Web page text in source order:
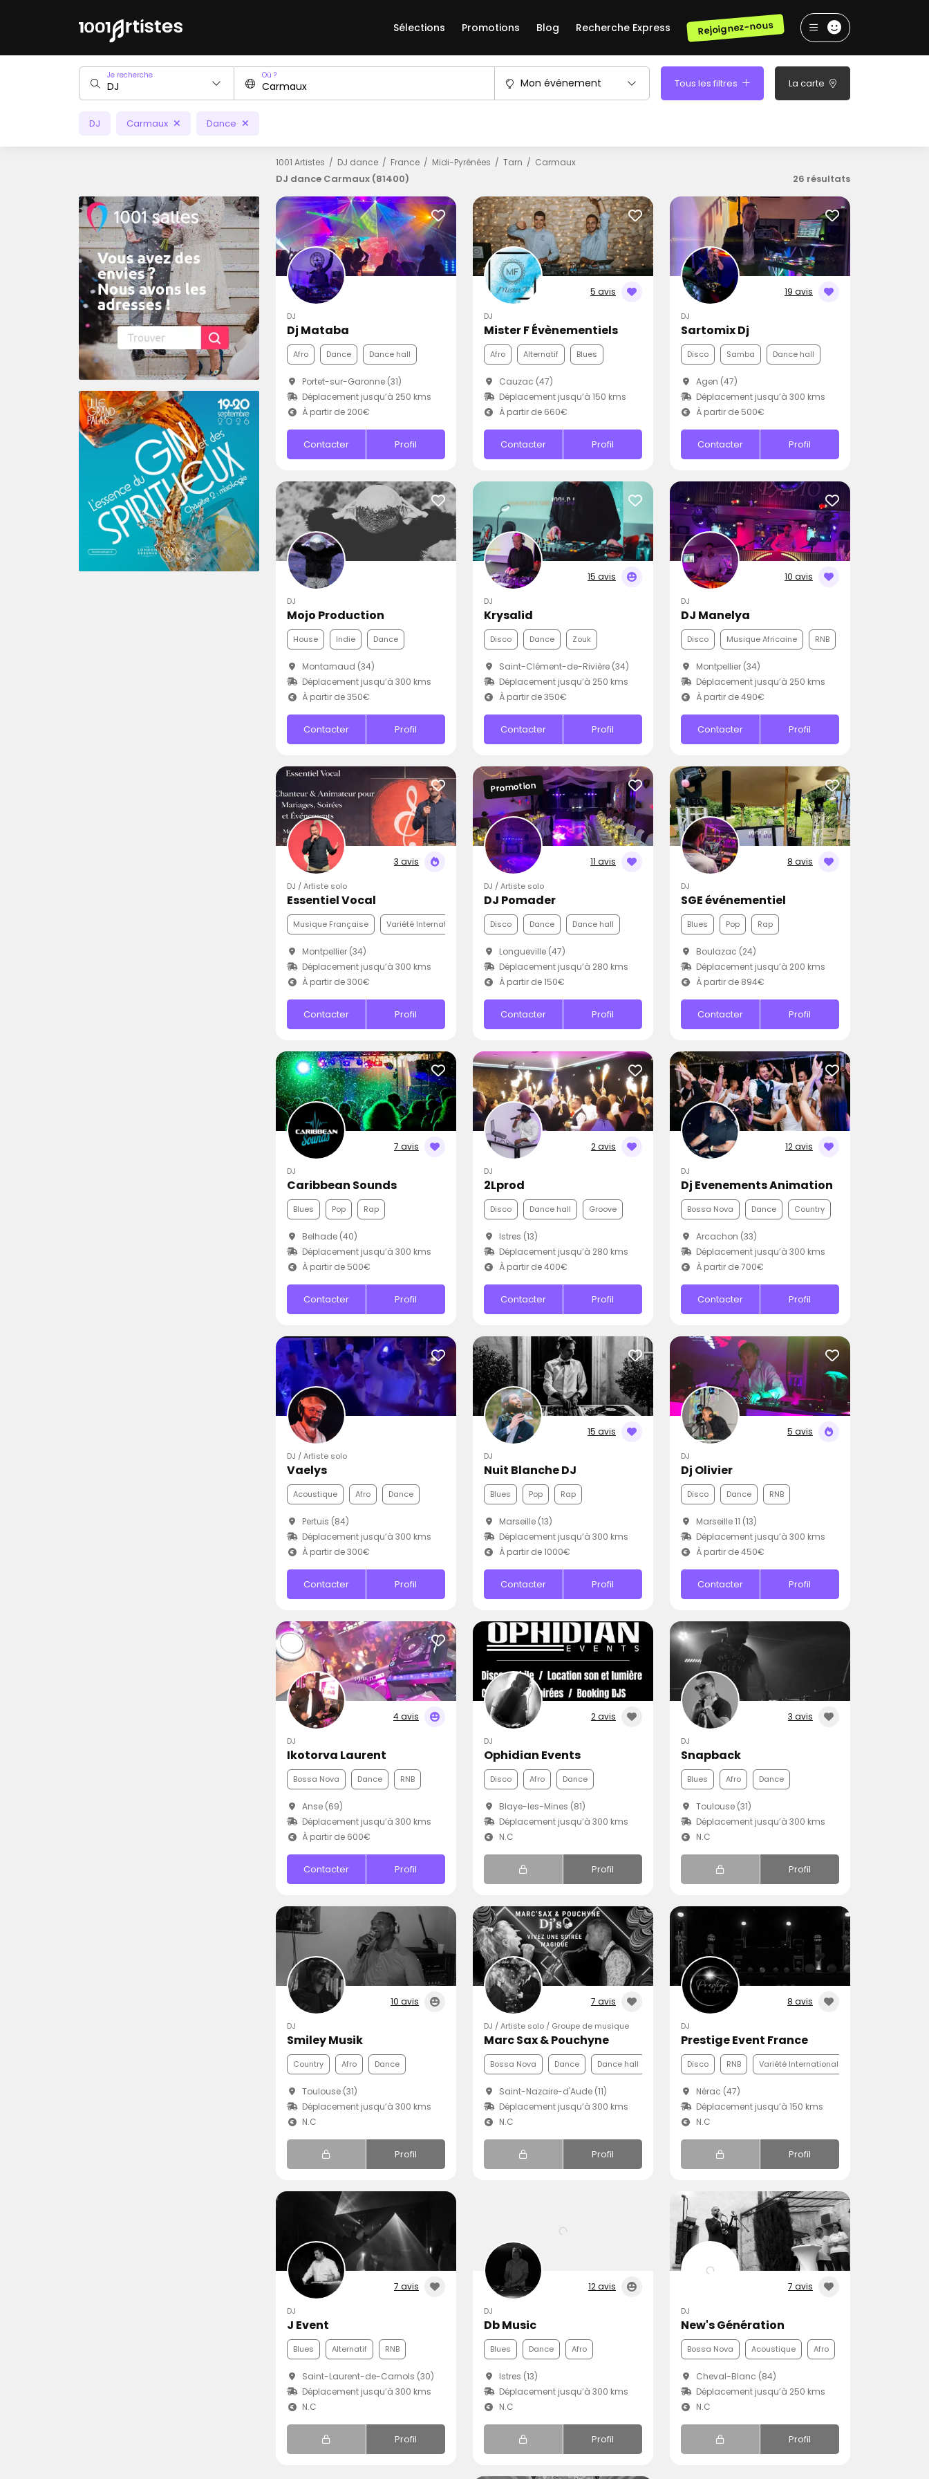
Sélections Promotions Blog Recherche Express Rejoignez-nous
Je recherche Où ?
Mon événement Tous les filtres La carte
DJ Carmaux Dance
1001 Artistes DJ dance France Midi-Pyrénées Tarn Carmaux
DJ dance Carmaux (81400) 26 résultats
DJ
Dj Mataba
Afro Dance Dance hall
Portet-sur-Garonne (31)
Déplacement jusqu’à 250 kms
À partir de 200€
Contacter Profil
5 avis
DJ
Mister F Évènementiels
Afro Alternatif Blues
Cauzac (47)
Déplacement jusqu’à 150 kms
À partir de 660€
Contacter Profil
19 avis
DJ
Sartomix Dj
Disco Samba Dance hall
Agen (47)
Déplacement jusqu’à 300 kms
À partir de 500€
Contacter Profil
DJ
Mojo Production
House Indie Dance
Montarnaud (34)
Déplacement jusqu’à 300 kms
À partir de 350€
Contacter Profil
15 avis
DJ
Krysalid
Disco Dance Zouk
Saint-Clément-de-Rivière (34)
Déplacement jusqu’à 250 kms
À partir de 350€
Contacter Profil
10 avis
DJ
DJ Manelya
Disco Musique Africaine RNB
Montpellier (34)
Déplacement jusqu’à 250 kms
À partir de 490€
Contacter Profil
3 avis
DJ / Artiste solo
Essentiel Vocal
Musique Française Variété Internationale Funk
Montpellier (34)
Déplacement jusqu’à 300 kms
À partir de 300€
Contacter Profil
11 avis
Promotion
DJ / Artiste solo
DJ Pomader
Disco Dance Dance hall
Longueville (47)
Déplacement jusqu’à 280 kms
À partir de 150€
Contacter Profil
8 avis
DJ
SGE événementiel
Blues Pop Rap
Boulazac (24)
Déplacement jusqu’à 200 kms
À partir de 894€
Contacter Profil
7 avis
DJ
Caribbean Sounds
Blues Pop Rap
Belhade (40)
Déplacement jusqu’à 300 kms
À partir de 500€
Contacter Profil
2 avis
DJ
2Lprod
Disco Dance hall Groove
Istres (13)
Déplacement jusqu’à 280 kms
À partir de 400€
Contacter Profil
12 avis
DJ
Dj Evenements Animation
Bossa Nova Dance Country
Arcachon (33)
Déplacement jusqu’à 300 kms
À partir de 700€
Contacter Profil
DJ / Artiste solo
Vaelys
Acoustique Afro Dance
Pertuis (84)
Déplacement jusqu’à 300 kms
À partir de 300€
Contacter Profil
15 avis
DJ
Nuit Blanche DJ
Blues Pop Rap
Marseille (13)
Déplacement jusqu’à 300 kms
À partir de 1000€
Contacter Profil
5 avis
DJ
Dj Olivier
Disco Dance RNB
Marseille 11 (13)
Déplacement jusqu’à 300 kms
À partir de 450€
Contacter Profil
4 avis
DJ
Ikotorva Laurent
Bossa Nova Dance RNB
Anse (69)
Déplacement jusqu’à 300 kms
À partir de 600€
Contacter Profil
2 avis
DJ
Ophidian Events
Disco Afro Dance
Blaye-les-Mines (81)
Déplacement jusqu’à 300 kms
N.C
Profil
3 avis
DJ
Snapback
Blues Afro Dance
Toulouse (31)
Déplacement jusqu’à 300 kms
N.C
Profil
10 avis
DJ
Smiley Musik
Country Afro Dance
Toulouse (31)
Déplacement jusqu’à 300 kms
N.C
Profil
7 avis
DJ / Artiste solo / Groupe de musique
Marc Sax & Pouchyne
Bossa Nova Dance Dance hall
Saint-Nazaire-d'Aude (11)
Déplacement jusqu’à 300 kms
N.C
Profil
8 avis
DJ
Prestige Event France
Disco RNB Variété Internationale
Nérac (47)
Déplacement jusqu’à 150 kms
N.C
Profil
7 avis
DJ
J Event
Blues Alternatif RNB
Saint-Laurent-de-Carnols (30)
Déplacement jusqu’à 300 kms
N.C
Profil
12 avis
DJ
Db Music
Blues Dance Afro
Istres (13)
Déplacement jusqu’à 300 kms
N.C
Profil
7 avis
DJ
New's Génération
Bossa Nova Acoustique Afro
Cheval-Blanc (84)
Déplacement jusqu’à 250 kms
N.C
Profil